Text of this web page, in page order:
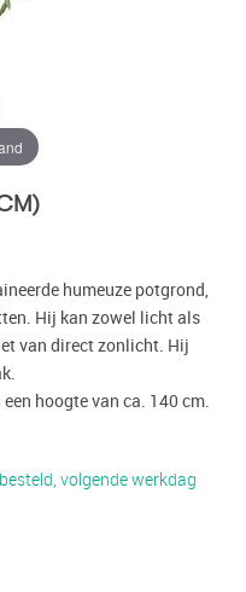
humeuze potgrond,
Hij kan zowel licht als
van direct zonlicht. Hij
hoogte van ca. 140 cm.
volgende werkdag